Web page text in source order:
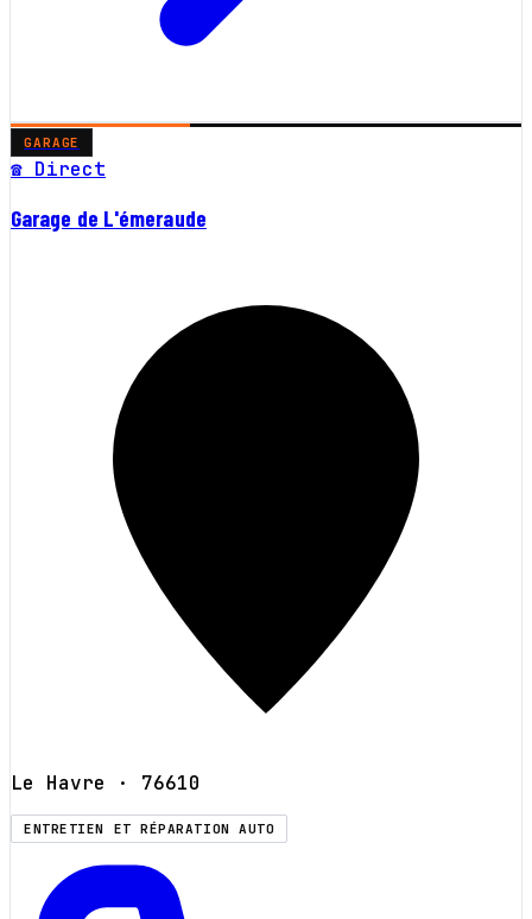
GARAGE
☎ Direct
Garage de L'émeraude
Le Havre · 76610
ENTRETIEN ET RÉPARATION AUTO